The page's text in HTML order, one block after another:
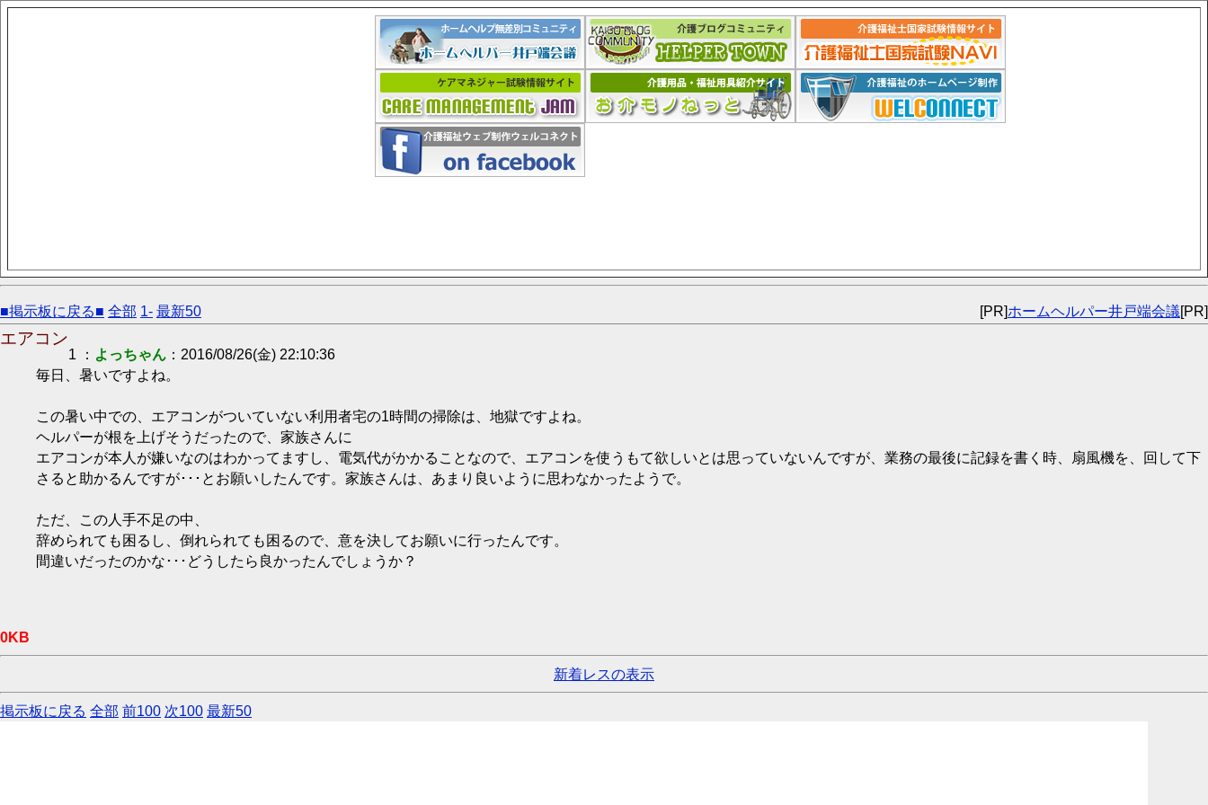
■掲示板に戻る■ 全部 1- 最新50 [PR]ホームヘルパー井戸端会議[PR]
エアコン
1 ： よっちゃん ：2016/08/26(金) 22:10:36
毎日、暑いですよね。
この暑い中での、エアコンがついていない利用者宅の1時間の掃除は、地獄ですよね。
ヘルパーが根を上げそうだったので、家族さんに
エアコンが本人が嫌いなのはわかってますし、電気代がかかることなので、エアコンを使うもて欲しいとは思っていないんですが、業務の最後に記録を書く時、扇風機を、回して下
さると助かるんですが･･･とお願いしたんです。家族さんは、あまり良いように思わなかったようで。
ただ、この人手不足の中、
辞められても困るし、倒れられても困るので、意を決してお願いに行ったんです。
間違いだったのかな･･･どうしたら良かったんでしょうか？
0KB
新着レスの表示
掲示板に戻る 全部 前100 次100 最新50